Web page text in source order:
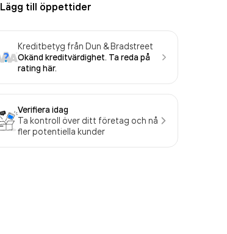
Lägg till öppettider
Kreditbetyg från Dun & Bradstreet
Okänd kreditvärdighet. Ta reda på
rating här.
Verifiera idag
Ta kontroll över ditt företag och nå
fler potentiella kunder